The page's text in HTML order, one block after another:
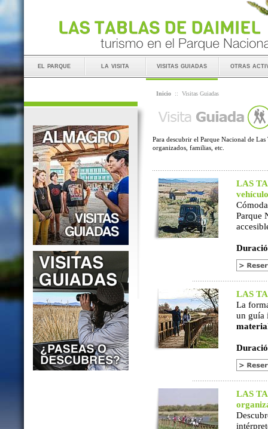
el parque la visita visitas guiadas otras
Inicio :: Visitas Guiadas
Para descubrir el Parque Nacional de
organizados, familias, etc.
LAS
vehículo
Parque
LAS
La
un guía
LAS